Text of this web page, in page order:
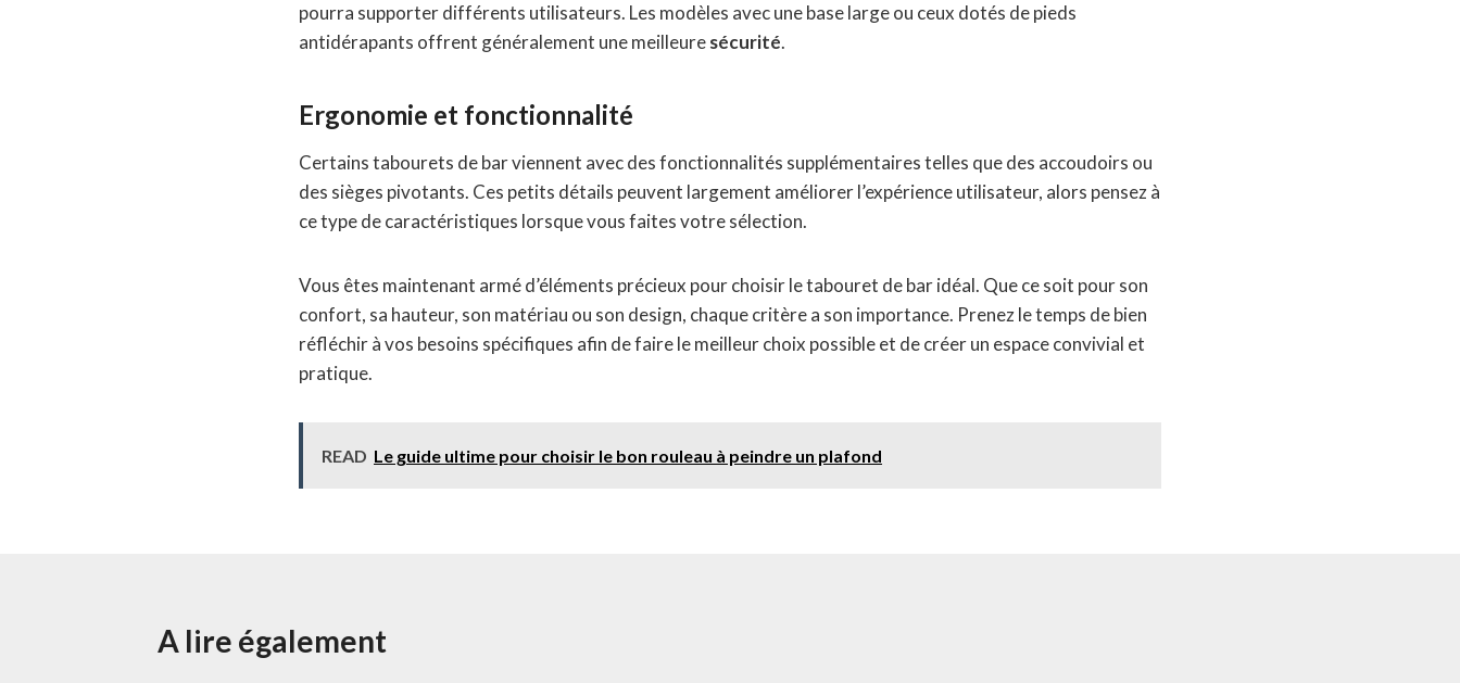
pourra supporter différents utilisateurs. Les modèles avec une base large ou ceux dotés de pieds
antidérapants offrent généralement une meilleuresécurité.
Ergonomie et fonctionnalité
Certains tabourets de bar viennent avec des fonctionnalités supplémentaires telles que des accoudoirs ou
des sièges pivotants. Ces petits détails peuvent largement améliorer l’expérience utilisateur, alors pensez à
ce type de caractéristiques lorsque vous faites votre sélection.
Vous êtes maintenant armé d’éléments précieux pour choisir le tabouret de bar idéal. Que ce soit pour son
confort, sa hauteur, son matériau ou son design, chaque critère a son importance. Prenez le temps de bien
réfléchir à vos besoins spécifiques afin de faire le meilleur choix possible et de créer un espace convivial et
pratique.
READ Le guide ultime pour choisir le bon rouleau à peindre un plafond
A lire également